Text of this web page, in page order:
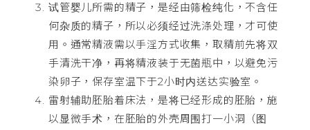
试管婴儿所需的精子，是经由筛检纯化，不含任
何杂质的精子，所以必须经过洗涤处理，才可使
用。通常精液需以手淫方式收集，取精前先将双
手清洗干净，再将精液装于无菌瓶中，以避免污
染卵子，保存室温下于2小时内送达实验室。
雷射辅助胚胎着床法，是将已经形成的胚胎，施
以显微手术，在胚胎的外壳周围打一小洞（图